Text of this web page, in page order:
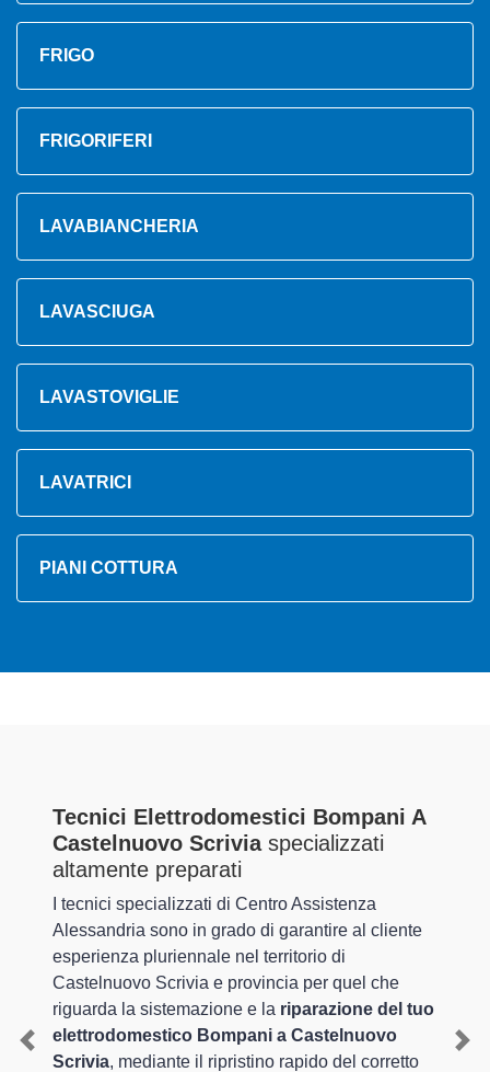
FRIGO
FRIGORIFERI
LAVABIANCHERIA
LAVASCIUGA
LAVASTOVIGLIE
LAVATRICI
PIANI COTTURA
Tecnici Elettrodomestici Bompani A
Castelnuovo Scriviaspecializzati
altamente preparati
I tecnici specializzati di Centro Assistenza
Alessandria sono in grado di garantire al cliente
esperienza pluriennale nel territorio di
Castelnuovo Scrivia e provincia per quel che
riguarda la sistemazione e la riparazione del tuo
elettrodomestico Bompani a Castelnuovo
Scrivia, mediante il ripristino rapido del corretto
Previous